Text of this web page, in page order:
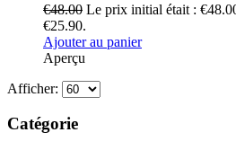
€48.00 Le prix initial était :
€25.90.
Ajouter au panier
Aperçu
Afficher:
Catégorie